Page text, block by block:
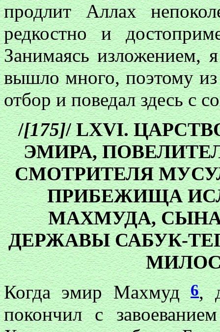
продлит Аллах
редкостно и
Занимаясь изложением,
вышло много, поэтому
отбор и поведал здесь с
/[175]/ LXVI.
ЭМИРА,
СМОТРИТЕЛЯ
ПРИБЕЖИЩА
МАХМУДА,
ДЕРЖАВЫ САБУК-
Когда эмир Махмуд6,
покончил с